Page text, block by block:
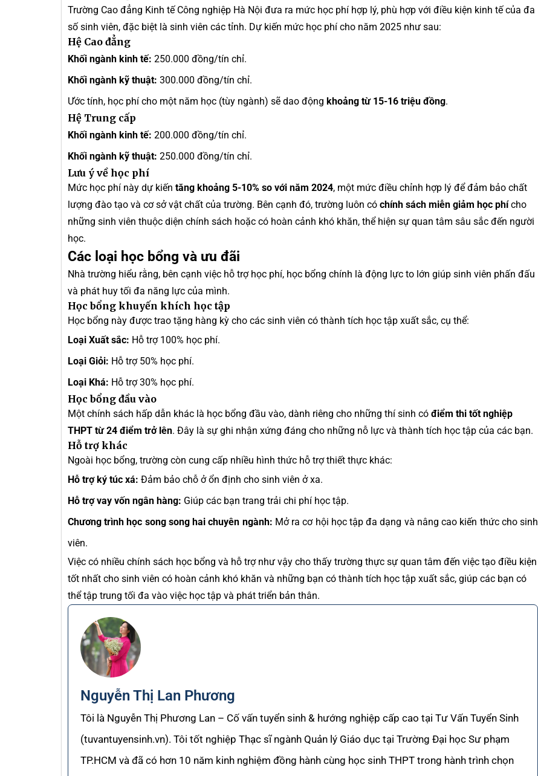
Trường Cao đẳng Kinh tế Công nghiệp Hà Nội đưa ra mức học phí hợp lý, phù hợp với điều kiện kinh tế của đa
số sinh viên, đặc biệt là sinh viên các tỉnh. Dự kiến mức học phí cho năm 2025 như sau:
Hệ Cao đẳng
Khối ngành kinh tế: 250.000 đồng/tín chỉ.
Khối ngành kỹ thuật: 300.000 đồng/tín chỉ.
Ước tính, học phí cho một năm học (tùy ngành) sẽ dao động khoảng từ 15-16 triệu đồng.
Hệ Trung cấp
Khối ngành kinh tế: 200.000 đồng/tín chỉ.
Khối ngành kỹ thuật: 250.000 đồng/tín chỉ.
Lưu ý về học phí
Mức học phí này dự kiến tăng khoảng 5-10% so với năm 2024, một mức điều chỉnh hợp lý để đảm bảo chất
lượng đào tạo và cơ sở vật chất của trường. Bên cạnh đó, trường luôn có chính sách miễn giảm học phícho
những sinh viên thuộc diện chính sách hoặc có hoàn cảnh khó khăn, thể hiện sự quan tâm sâu sắc đến người
học.
Các loại học bổng và ưu đãi
Nhà trường hiểu rằng, bên cạnh việc hỗ trợ học phí, học bổng chính là động lực to lớn giúp sinh viên phấn đấu
và phát huy tối đa năng lực của mình.
Học bổng khuyến khích học tập
Học bổng này được trao tặng hàng kỳ cho các sinh viên có thành tích học tập xuất sắc, cụ thể:
Loại Xuất sắc: Hỗ trợ 100% học phí.
Loại Giỏi: Hỗ trợ 50% học phí.
Loại Khá: Hỗ trợ 30% học phí.
Học bổng đầu vào
Một chính sách hấp dẫn khác là học bổng đầu vào, dành riêng cho những thí sinh có điểm thi tốt nghiệp
THPT từ 24 điểm trở lên. Đây là sự ghi nhận xứng đáng cho những nỗ lực và thành tích học tập của các bạn.
Hỗ trợ khác
Ngoài học bổng, trường còn cung cấp nhiều hình thức hỗ trợ thiết thực khác:
Hỗ trợ ký túc xá: Đảm bảo chỗ ở ổn định cho sinh viên ở xa.
Hỗ trợ vay vốn ngân hàng: Giúp các bạn trang trải chi phí học tập.
Chương trình học song song hai chuyên ngành: Mở ra cơ hội học tập đa dạng và nâng cao kiến thức cho sinh
viên.
Việc có nhiều chính sách học bổng và hỗ trợ như vậy cho thấy trường thực sự quan tâm đến việc tạo điều kiện
tốt nhất cho sinh viên có hoàn cảnh khó khăn và những bạn có thành tích học tập xuất sắc, giúp các bạn có
thể tập trung tối đa vào việc học tập và phát triển bản thân.
Nguyễn Thị Lan Phương
Tôi là Nguyễn Thị Phương Lan – Cố vấn tuyển sinh & hướng nghiệp cấp cao tại Tư Vấn Tuyển Sinh
(tuvantuyensinh.vn). Tôi tốt nghiệp Thạc sĩ ngành Quản lý Giáo dục tại Trường Đại học Sư phạm
TP.HCM và đã có hơn 10 năm kinh nghiệm đồng hành cùng học sinh THPT trong hành trình chọn